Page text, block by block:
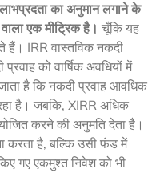
का अनुमान लगाने के
एक मीट्रिक है। चूँकि यह
हैं। IRR वास्तविक नकदी
को वार्षिक अवधियों में
है कि नकदी प्रवाह आवधिक
है। जबकि, XIRR अधिक
करने की अनुमति देता है।
करता है, बल्कि उसी फंड में
गए एकमुश्त निवेश को भी